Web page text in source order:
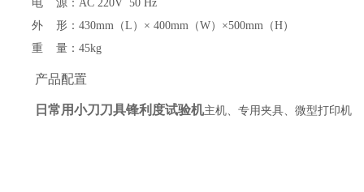
电
源 ：AC 220V 50 Hz
外
形：430mm（L）×400mm（W） ×500mm（H）
重
量：45kg
产品配置
日常用小刀刀具锋利度试验机主机、专用夹具、微型打印机